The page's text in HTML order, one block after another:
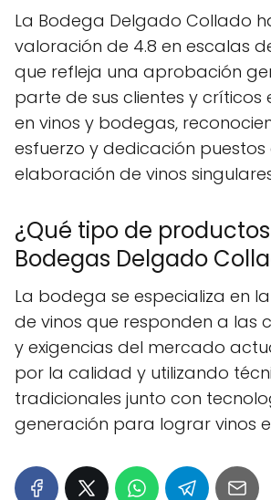
La Bodega Delgado Collado
valoración de 4.8 en escalas
que refleja una aprobación
parte de sus clientes y críticos
en vinos y bodegas,
esfuerzo y dedicación puestos
elaboración de vinos
¿Qué tipo de
Bodegas Delgado
La bodega se especializa en
de vinos que responden a las
y exigencias del mercado
por la calidad y utilizando
tradicionales junto con
generación para lograr vinos